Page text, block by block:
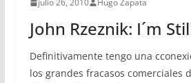
julio 26, 2010 Hugo Zapata
John Rzeznik: I´m
Definitivamente tengo una
los grandes fracasos comerciales